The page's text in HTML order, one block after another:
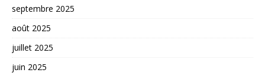
septembre 2025
août 2025
juillet 2025
juin 2025